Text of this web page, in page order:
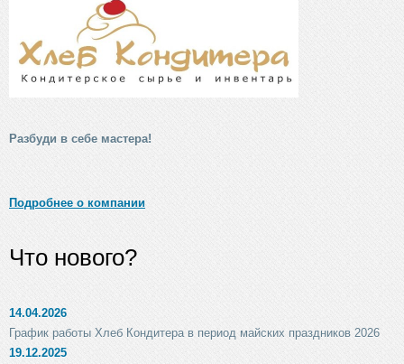
Разбуди в себе мастера!
Подробнее о компании
Что нового?
14.04.2026
График работы Хлеб Кондитера в период майских праздников 2026
19.12.2025